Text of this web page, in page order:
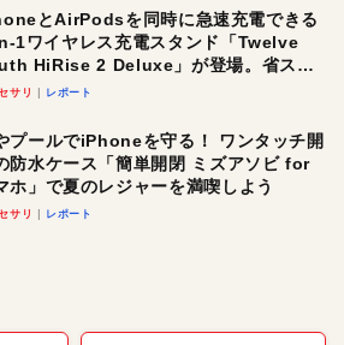
とAirPodsを同時に急速充電できる
1ワイヤレス充電スタンド「Twelve
HiRise 2 Deluxe」が登場。省スペ
でおしゃれに充電したい人にオスス
サリ レポート
プールでiPhoneを守る！ ワンタッチ開
防水ケース「簡単開閉 ミズアソビ for
ホ」で夏のレジャーを満喫しよう
サリ レポート